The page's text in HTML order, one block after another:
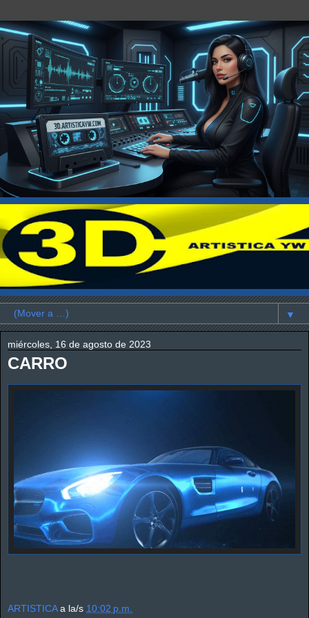
▼
miércoles, 16 de agosto de 2023
CARRO
ARTISTICA a la/s 10:02 p.m.